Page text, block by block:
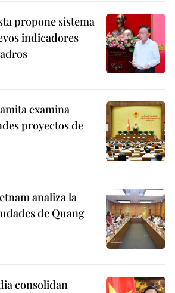
propone sistema
indicadores
examina
proyectos de
analiza la
de Quang
consolidan